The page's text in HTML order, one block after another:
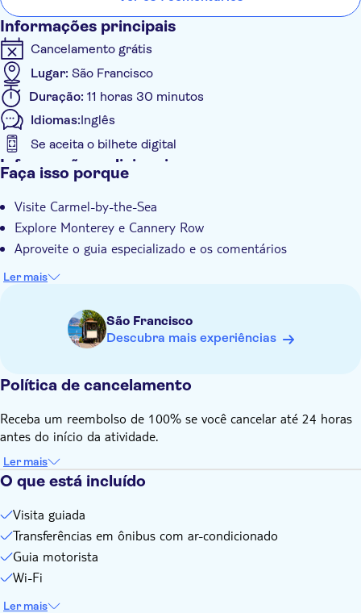
Informações principais
Cancelamento grátis
Lugar: São Francisco
Duração: 11 horas 30 minutos
Idiomas:Inglês
Se aceita o bilhete digital
Informações adicionais
Tour guiado
Local touch
Subject expert guide
Voucher eletrônico
Grupo padrão
Transporte incluído
Faça isso porque
Visite Carmel-by-the-Sea
Explore Monterey e Cannery Row
Aproveite o guia especializado e os comentários
Ler mais
São Francisco
Descubra mais experiências
Política de cancelamento
Receba um reembolso de 100% se você cancelar até 24 horas
antes do início da atividade.
Ler mais
O que está incluído
Visita guiada
Transferências em ônibus com ar-condicionado
Guia motorista
Wi-Fi
Ler mais